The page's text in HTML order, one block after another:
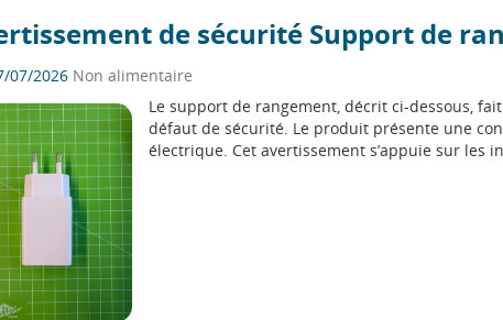
de sécurité Support de
07/2026 Non alimentaire
Le support de rangement, décrit ci-dessous,
défaut de sécurité. Le produit présente une
électrique. Cet avertissement s’appuie sur les